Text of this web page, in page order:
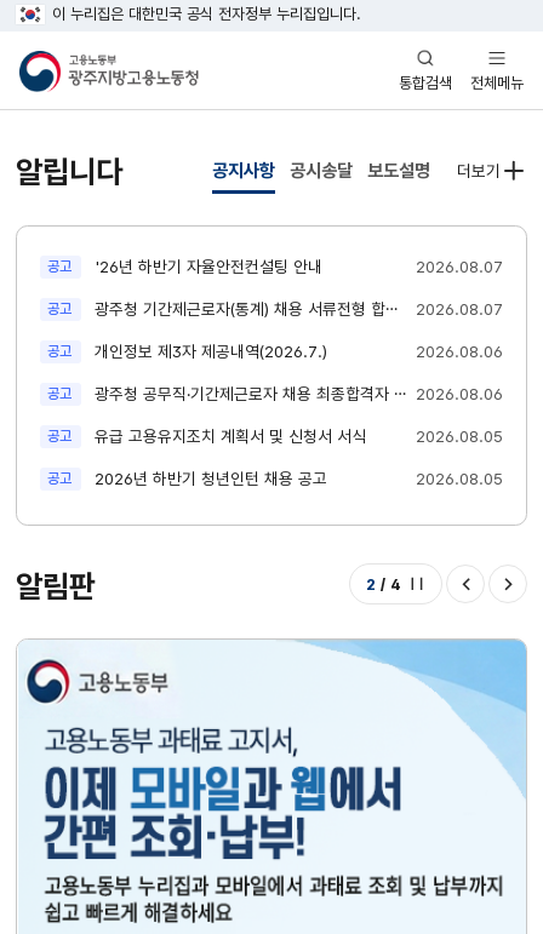
이 누리집은 대한민국 공식 전자정부 누리집입니다.
통합검색
열기
전체메뉴
열기
알립니다 공지사항
공고 새글
'26년 하반기 자율안전컨설팅 안내 2026.08.07
공고 새글
광주청 기간제근로자(통계) 채용 서류전형 합격자 공고 2026.08.07
공고 새글
개인정보 제3자 제공내역(2026.7.) 2026.08.06
공고 새글
광주청 공무직·기간제근로자 채용 최종합격자 공고 2026.08.06
공고 새글
유급 고용유지조치 계획서 및 신청서 서식 2026.08.05
공고 새글
2026년 하반기 청년인턴 채용 공고 2026.08.05
더보기
공시송달 보도설명
알림판 2 / 4